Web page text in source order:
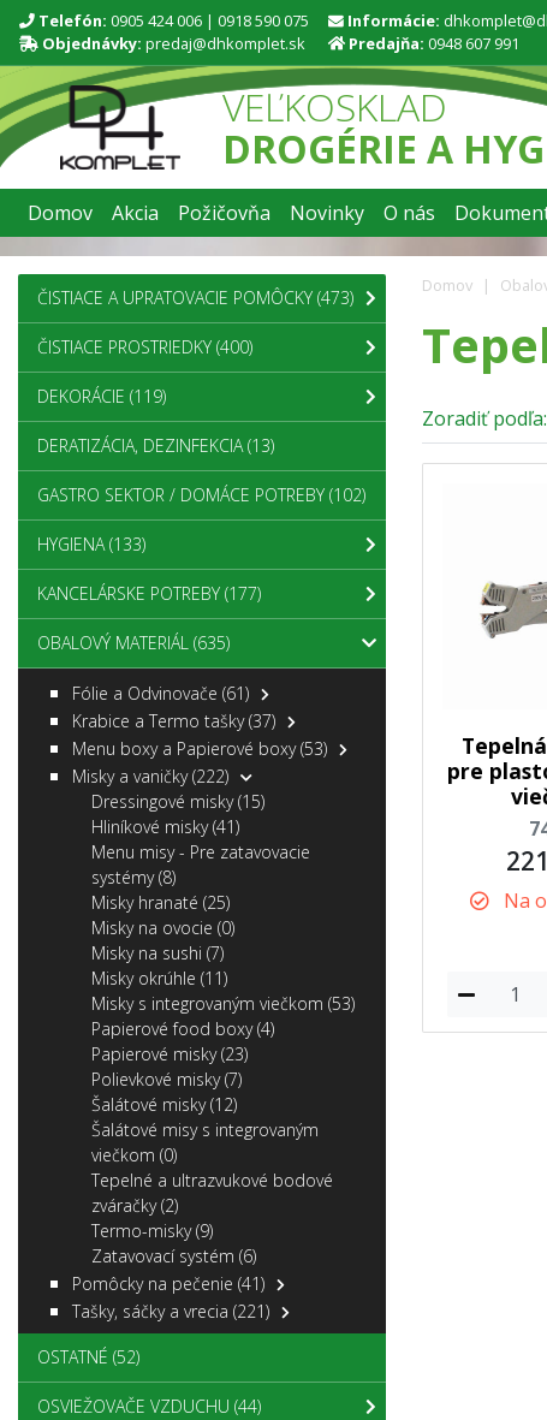
Telefón: 0905 424 006 | 0918 590 075
Objednávky: predaj@dhkomplet.sk
Informácie:
Predajňa: 0948 607 991
VEĽKOSKLAD
DROGÉRIE A
Domov Akcia Požičovňa Novinky O nás
Domov
Zoradiť podľa:
pre
Na
ČISTIACE A UPRATOVACIE POMÔCKY (473)
ČISTIACE PROSTRIEDKY (400)
DEKORÁCIE (119)
DERATIZÁCIA, DEZINFEKCIA(13)
GASTRO SEKTOR / DOMÁCE POTREBY (102)
HYGIENA(133)
KANCELÁRSKE POTREBY (177)
OBALOVÝ MATERIÁL (635)
Fólie a Odvinovače (61)
Krabice a Termo tašky(37)
Menu boxy a Papierové boxy(53)
Misky a vaničky(222)
Dressingové misky(15)
Hliníkové misky(41)
Menu misy - Pre zatavovacie
systémy(8)
Misky hranaté (25)
Misky na ovocie (0)
Misky na sushi (7)
Misky okrúhle (11)
Misky s integrovaným viečkom (53)
Papierové food boxy(4)
Papierové misky(23)
Polievkové misky(7)
Šalátové misky(12)
Šalátové misy s integrovaným
viečkom (0)
Tepelné a ultrazvukové bodové
zváračky(2)
Termo-misky(9)
Zatavovací systém (6)
Pomôcky na pečenie (41)
Tašky, sáčky a vrecia (221)
OSTATNÉ (52)
OSVIEŽOVAČE VZDUCHU (44)